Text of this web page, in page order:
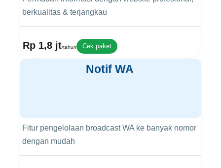
berkualitas & terjangkau
Rp 1,8 jt/tahun Cek paket
Notif WA
Fitur pengelolaan broadcast WA ke banyak nomor
dengan mudah